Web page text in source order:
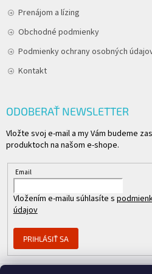
Prenájom a lízing
Obchodné podmienky
Podmienky ochrany osobných
Kontakt
ODOBERAŤ NEWSLETTER
Vložte svoj e-mail a my Vám budeme
produktoch na našom e-shope.
Email
Vložením e-mailu súhlasíte s
údajov
PRIHLÁSIŤ SA